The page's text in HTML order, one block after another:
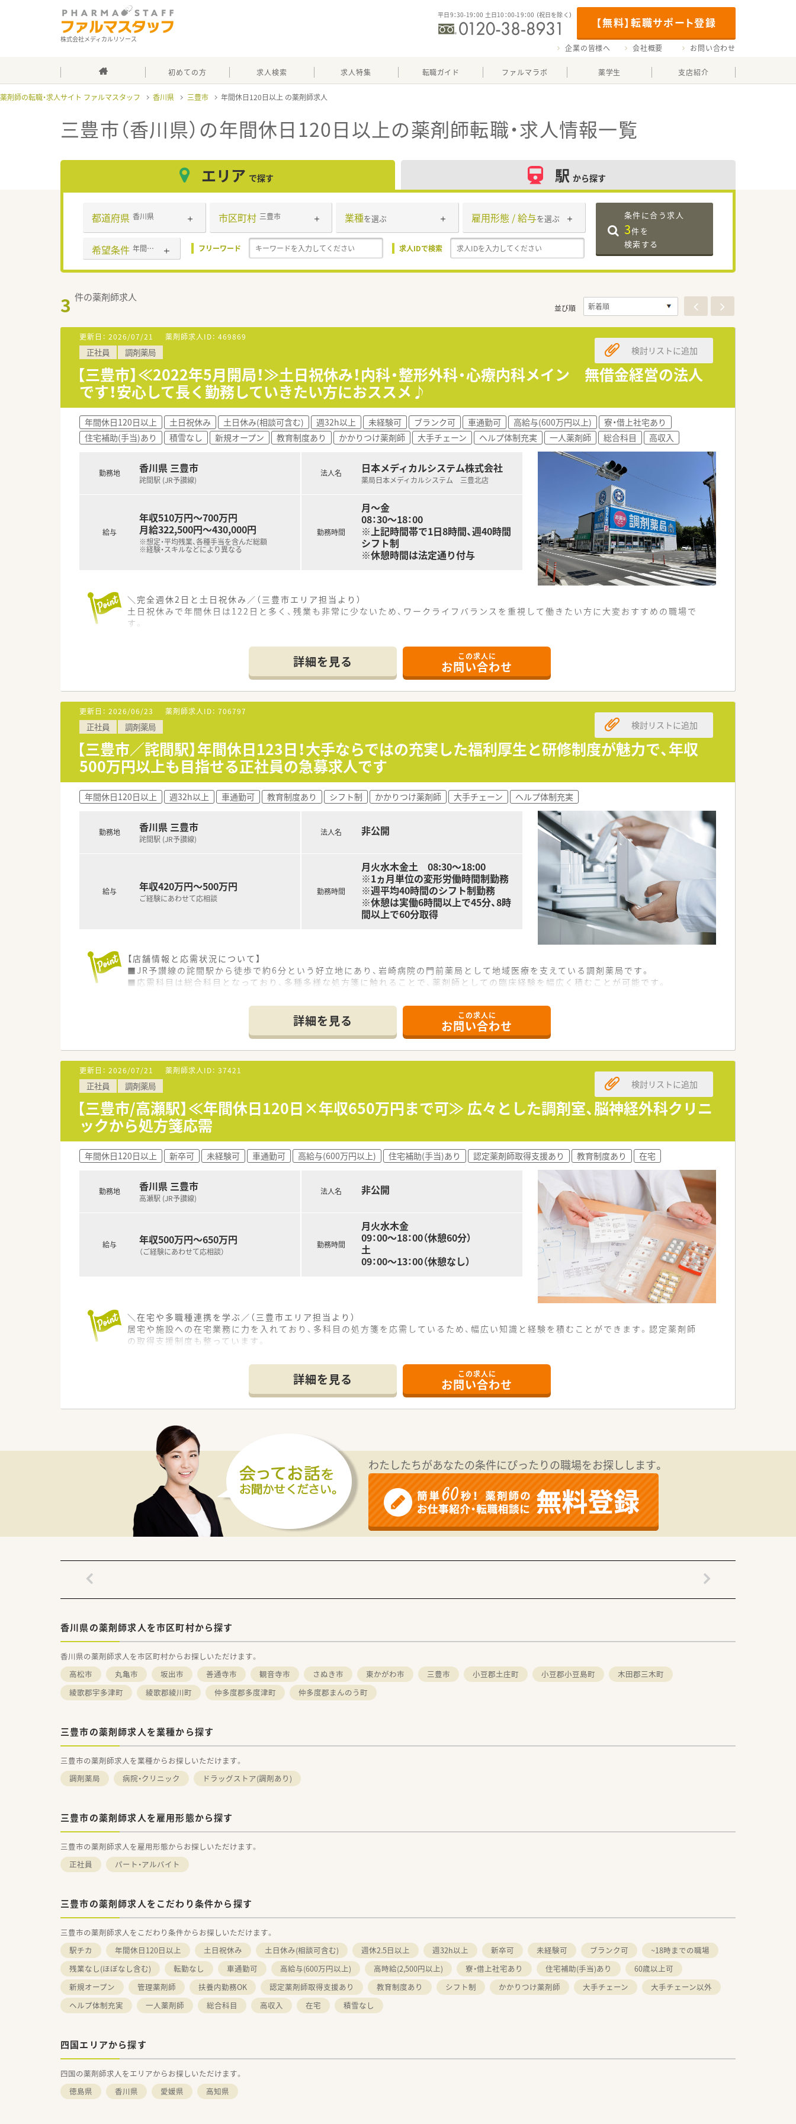
株式会社メディカルリソース
【無料】転職サポート登録
平日9：30-19：00 土日10：00-19：00 （祝日を除く）
企業の皆様へ 会社概要 お問い合わせ
初めての方 求人検索 求人特集 転職ガイド ファルマラボ 薬学生 支店紹介
薬剤師の転職・求人サイト ファルマスタッフ 香川県 三豊市 年間休日120日以上
三豊市（香川県）の年間休日120日以上の薬剤師転職・求人情報一覧
エリア で探す 駅 から探す
都道府県 香川県 市区町村 三豊市 業種を選ぶ 雇用形態 / 給与を選ぶ
希望条件 年間休日120日以上 フリーワード 求人IDで検索
条件に合う求人
3件を
検索する
3 件の薬剤師求人
並び順
更新日： 2026/07/21 薬剤師求人ID： 469869
正社員 調剤薬局
【三豊市】≪2022年5月開局！≫土日祝休み！内科・整形外科・心療内科メイン 無借金経営の法人
です！安心して長く勤務していきたい方におススメ♪
検討リストに追加
年間休日120日以上 土日祝休み 土日休み(相談可含む) 週32h以上 未経験可 ブランク可 車通勤可 高給与(600万円以上)
寮・借上社宅あり
住宅補助(手当)あり
積雪なし 新規オープン 教育制度あり かかりつけ薬剤師 大手チェーン ヘルプ体制充実 一人薬剤師 総合科目 高収入
勤務地 香川県 三豊市
詫間駅 (JR予讃線)
給与
年収510万円～700万円
月給322,500円～430,000円
※想定・平均残業、各種手当を含んだ総額
※経験・スキルなどにより異なる
法人名 日本メディカルシステム株式会社
薬局日本メディカルシステム 三豊北店
勤務時間
月～金
08：30～18：00
※上記時間帯で1日8時間、週40時間
シフト制
※休憩時間は法定通り付与
＼完全週休2日と土日祝休み／（三豊市エリア担当より）
土日祝休みで年間休日は122日と多く、残業も非常に少ないため、ワークライフバランスを重視して働きたい方に大変おすすめの職場で
す。
【店舗情報と応需状況について】
■JR予讃線の詫間駅から車で4分の好立地となっており、ブルーの大きな看板が目印の店舗です。
■門前にある三豊市立みとよ市民病院より総合科目の処方箋をメインに面で応需しております。
■新規開局の店舗のため現在の応需枚数は少なめであり、薬剤師1名体制で運営しています。
【募集背景と求める人物像について】
■中途採用により即戦力の優秀なキャリア人材を確保し、組織全体の活性化を図るための募集です。
■これまでの店舗運営で管理薬剤師の経験や在宅業務の経験をお持ちの方を歓迎しております。
■店舗ごとに独立採算制を敷いているため、経営的な視点や数字への高い意識を持つ方を求めます。
【法人特徴について】
■1990年に全国で初めて医療モールを誕生させた実績を持ち、直営で120店舗を展開しています。
■愛をもって医療に貢献するという理念を掲げ、各店舗へ健康機器を配置するなど未病に注力します。
■創業以来45期連続で増収増益を継続しており、無借金経営で自己資本比率は60％を誇ります。
【想定される業務内容】
■総合科目に対応した正確な調剤業務をはじめ、調剤された医薬品の厳格な監査を行います。
■近隣エリアの患者様を対象とした在宅医療業務など、地域に根ざした貢献業務にも携わります。
詳細を見る この求人に
お問い合わせ
更新日： 2026/06/23 薬剤師求人ID： 706797
正社員 調剤薬局
【三豊市／詫間駅】年間休日123日！大手ならではの充実した福利厚生と研修制度が魅力で、年収
500万円以上も目指せる正社員の急募求人です
検討リストに追加
年間休日120日以上 週32h以上 車通勤可 教育制度あり シフト制 かかりつけ薬剤師 大手チェーン ヘルプ体制充実
勤務地 香川県 三豊市
詫間駅 (JR予讃線)
給与 年収420万円～500万円
ご経験にあわせて応相談
法人名 非公開
勤務時間
月火水木金土 08:30～18:00
※1ヵ月単位の変形労働時間制勤務
※週平均40時間のシフト制勤務
※休憩は実働6時間以上で45分、8時
間以上で60分取得
【店舗情報と応需状況について】
■JR予讃線の詫間駅から徒歩で約6分という好立地にあり、岩崎病院の門前薬局として地域医療を支えている調剤薬局です。
■応需科目は総合科目となっており、多種多様な処方箋に触れることで、薬剤師としての臨床経験を幅広く積むことが可能です。
■処方箋に基づく正確な調剤や監査、患者様の不安を解消する服薬指導に加え、継続的な健康管理をサポートするかかりつけ業務を担い
■居宅や施設への訪問薬剤管理指導といった在宅業務にも積極的に携わり、地域包括ケアシステムの一翼を担う重要な役割を果たしま
す。
■将来的なキャリアとして、店舗運営を支える薬局長職や、複数の店舗を統括するエリアマネージャーへのステップアップも目指せま
す。
【職場環境と雰囲気】
■大手企業ならではのコンプライアンス意識が非常に高く、産休や育休の取得実績も豊富で、子育て世代の薬剤師が多数活躍している職
場です。
■年1回の面談機会が設けられており、自分の今後のキャリアプランや現在の悩みについて上司に直接相談できる風通しの良い雰囲気で
す。
■電子薬歴や最新のピッキングシステムを導入して対物業務の効率化を図っており、患者様と向き合う対人業務に集中できる環境が整
っています。
■「スタンダードコース」では疾患別のWEB研修を通じて内部資格を取得し、専門性を高めながら手当として給与に反映させることが可
■「エキスパートコース」を選択すれば、がんや糖尿病などの認定薬剤師取得に必要な費用を会社負担で支援してくれる制度が利用でき
ます。
■薬剤師としての現場経験を積んだ後は、人事や採用、教育、店舗開発といった本部職へのジョブチェンジに挑戦できる道も開かれてい
詳細を見る この求人に
お問い合わせ
更新日： 2026/07/21 薬剤師求人ID： 37421
正社員 調剤薬局
【三豊市/高瀬駅】≪年間休日120日×年収650万円まで可≫ 広々とした調剤室、脳神経外科クリニ
ックから処方箋応需
検討リストに追加
年間休日120日以上 新卒可 未経験可 車通勤可 高給与(600万円以上) 住宅補助(手当)あり 認定薬剤師取得支援あり 教育制度あり 在宅
勤務地 香川県 三豊市
高瀬駅 (JR予讃線)
給与 年収500万円～650万円
（ご経験にあわせて応相談）
法人名 非公開
勤務時間
月火水木金
09：00～18：00（休憩60分）
土
09：00～13：00（休憩なし）
＼在宅や多職種連携を学ぶ／（三豊市エリア担当より）
居宅や施設への在宅業務に力を入れており、多科目の処方箋を応需しているため、幅広い知識と経験を積むことができます。認定薬剤師
の取得支援制度も整っています。
■高瀬駅から徒歩11分とアクセスが良く、マイカーでの通勤も可能となっているため毎日の移動がとても便利です。
■内科や整形外科をはじめ脳神経外科などの処方箋を1日50枚から60枚ほど応需しており、幅広く学べる環境です。
■個人宅への居宅訪問から施設対応までの在宅業務にも積極的に取り組んでおり、地域医療へ深く貢献できる店舗です。
【法人特徴について】
■香川県や愛媛県などを中心に複数の調剤薬局を展開しており、地域に根差した安定した経営基盤を確立しています。
■特定派遣事業者としての認定も受けているため、希望に応じて他店舗での勤務を経験しスキルを高めることが可能です。
■社長は非薬剤師ですが、スタッフが業務に専念できるよう現場のフォローのために日々奔走してくださる温かい社風です。
【職場環境と雰囲気】
■現在は常勤薬剤師が2名とパート薬剤師が1名、さらに事務スタッフ2名が在籍し、協力し合いながら業務を進めています。
■20代から60代までの幅広い年代のスタッフが活躍しており、特に30代から40代の層が全体の約60パーセントを占めます。
■若手薬剤師も多く在籍しているため活気があり、困ったことがあってもすぐに相談できる風通しの良いアットホームな職場です。
詳細を見る この求人に
お問い合わせ
わたしたちがあなたの条件にぴったりの職場をお探しします。
香川県の薬剤師求人を市区町村から探す
香川県の薬剤師求人を市区町村からお探しいただけます。
高松市
丸亀市 坂出市 善通寺市 観音寺市 さぬき市 東かがわ市 三豊市 小豆郡土庄町 小豆郡小豆島町
木田郡三木町
綾歌郡宇多津町
綾歌郡綾川町 仲多度郡多度津町 仲多度郡まんのう町
三豊市の薬剤師求人を業種から探す
三豊市の薬剤師求人を業種からお探しいただけます。
調剤薬局
病院・クリニック ドラッグストア(調剤あり)
三豊市の薬剤師求人を雇用形態から探す
三豊市の薬剤師求人を雇用形態からお探しいただけます。
正社員
パート・アルバイト
三豊市の薬剤師求人をこだわり条件から探す
三豊市の薬剤師求人をこだわり条件からお探しいただけます。
駅チカ
年間休日120日以上 土日祝休み 土日休み(相談可含む) 週休2.5日以上 週32h以上 新卒可 未経験可 ブランク可
~18時までの職場
残業なし(ほぼなし含む)
転勤なし 車通勤可 高給与(600万円以上) 高時給(2,500円以上) 寮・借上社宅あり 住宅補助(手当)あり
60歳以上可
新規オープン
管理薬剤師 扶養内勤務OK 認定薬剤師取得支援あり 教育制度あり シフト制 かかりつけ薬剤師 大手チェーン
大手チェーン以外
ヘルプ体制充実
一人薬剤師 総合科目 高収入 在宅 積雪なし
四国エリアから探す
四国の薬剤師求人をエリアからお探しいただけます。
徳島県
香川県 愛媛県 高知県